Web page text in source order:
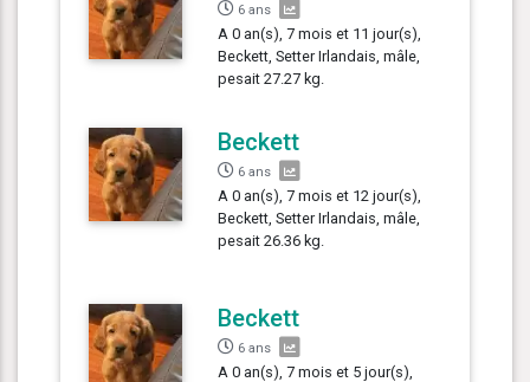
6 ans
A 0 an(s), 7 mois et 11 jour(s),
Beckett, Setter Irlandais, mâle,
pesait 27.27 kg.
Beckett
6 ans
A 0 an(s), 7 mois et 12 jour(s),
Beckett, Setter Irlandais, mâle,
pesait 26.36 kg.
Beckett
6 ans
A 0 an(s), 7 mois et 5 jour(s),